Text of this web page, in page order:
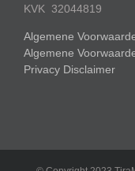
KVK 32044819
Algemene
Algemene
Privacy Disclaimer